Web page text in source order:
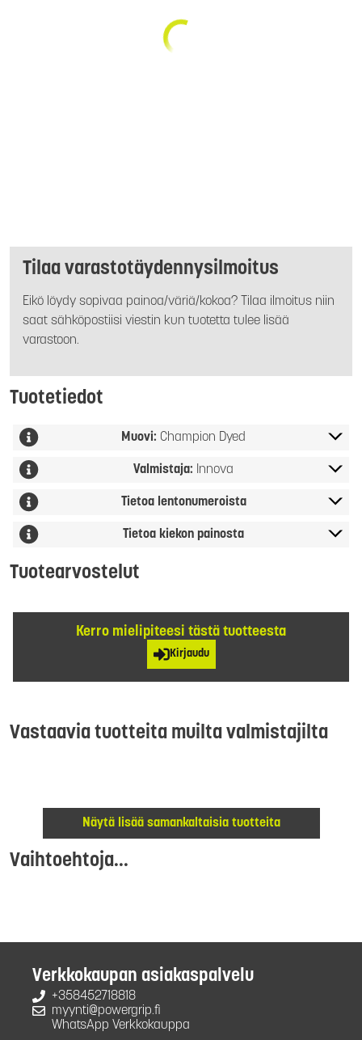
Tilaa varastotäydennysilmoitus
Eikö löydy sopivaa painoa/väriä/kokoa? Tilaa ilmoitus niin
saat sähköpostiisi viestin kun tuotetta tulee lisää
varastoon.
Tuotetiedot
Muovi: Champion Dyed
Valmistaja: Innova
Tietoa lentonumeroista
Tietoa kiekon painosta
Tuotearvostelut
Kerro mielipiteesi tästä tuotteesta
Kirjaudu
Vastaavia tuotteita muilta valmistajilta
Näytä lisää samankaltaisia tuotteita
Vaihtoehtoja...
Verkkokaupan asiakaspalvelu
+358452718818
myynti@powergrip.fi
WhatsApp Verkkokauppa